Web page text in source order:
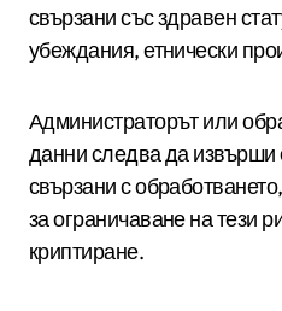
свързани със здравен
убеждания, етнически
Администраторът или
данни следва да извърши
свързани с
за ограничаване на тези
криптиране.